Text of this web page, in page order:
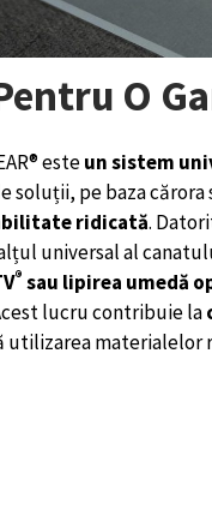
O
esteun sistem
soluții, pe baza
ridicată.
universal al
® sau lipirea umedă
lucru contribuie la
materialelor